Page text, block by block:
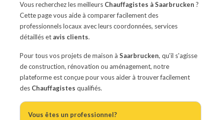
Vous recherchez les meilleurs Chauffagistes à Saarbrucken ?
Cette page vous aide à comparer facilement des
professionnels locaux avec leurs coordonnées, services
détaillés et avis clients.
Pour tous vos projets de maison à Saarbrucken, qu'il s'agisse
de construction, rénovation ou aménagement, notre
plateforme est conçue pour vous aider à trouver facilement
des Chauffagistes qualifiés.
Vous êtes un professionnel?